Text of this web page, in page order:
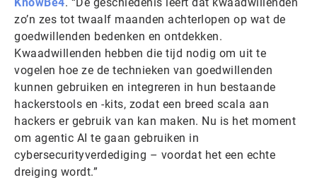
zo’n zes tot twaalf maanden achterlopen op wat de
goedwillenden bedenken en ontdekken.
Kwaadwillenden hebben die tijd nodig om uit te
vogelen hoe ze de technieken van goedwillenden
kunnen gebruiken en integreren in hun bestaande
hackerstools en -kits, zodat een breed scala aan
hackers er gebruik van kan maken. Nu is het moment
om agentic AI te gaan gebruiken in
cybersecurityverdediging – voordat het een echte
dreiging wordt.”